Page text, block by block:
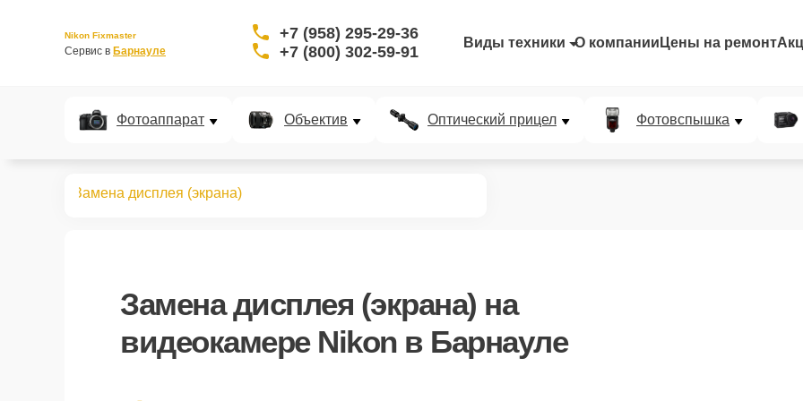
Nikon Fixmaster
Сервис в Барнауле
+7 (958) 295-29-36
+7 (800) 302-59-91
Виды техники О компании Цены на ремонт
Фотоаппарат Объектив Оптический прицел Фотовспышка
Замена дисплея (экрана)
Замена дисплея (экрана) на
видеокамере Nikon в Барнауле